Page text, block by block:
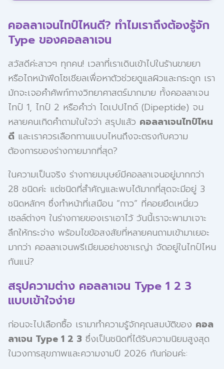
คอลลาเจนไทป์ไหนดี? ทำไมเราถึงต้องรู้จัก
Type ของคอลลาเจน
สวัสดีค่ะสาวๆ ทุกคน! เวลาที่เราเดินเข้าไปในร้านขายยา
หรือไถหน้าฟีดโซเชียลเพื่อหาตัวช่วยดูแลผิวและกระดูก เรา
มักจะเจอคำศัพท์ทางวิทยาศาสตร์มากมาย ทั้งคอลลาเจน
ไทป์ 1, ไทป์ 2 หรือคำว่า ไดเปปไทด์ (Dipeptide) จน
หลายคนเกิดคำถามในใจว่า สรุปแล้ว คอลลาเจนไทป์ไหน
ดี และเราควรเลือกทานแบบไหนถึงจะตรงกับความ
ต้องการของร่างกายมากที่สุด?
ในความเป็นจริง ร่างกายมนุษย์มีคอลลาเจนอยู่มากกว่า
28 ชนิดค่ะ แต่ชนิดที่สำคัญและพบได้มากที่สุดจะมีอยู่ 3
ชนิดหลักๆ ซึ่งทำหน้าที่เสมือน “กาว” ที่คอยยึดเหนี่ยว
เซลล์ต่างๆ ในร่างกายของเราเอาไว้ วันนี้เราจะพามาเจาะ
ลึกให้กระจ่าง พร้อมไขข้อสงสัยที่หลายคนถามเข้ามาเยอะ
มากว่า คอลลาเจนพรีเมียมอย่างชาเรญ่า จัดอยู่ในไทป์ไหน
กันแน่?
สรุปความต่าง คอลลาเจน Type 1 2 3
แบบเข้าใจง่าย
ก่อนจะไปเลือกซื้อ เรามาทำความรู้จักคุณสมบัติของ คอล
ลาเจน Type 1 2 3ซึ่งเป็นชนิดที่ได้รับความนิยมสูงสุด
ในวงการสุขภาพและความงามปี 2026 กันก่อนค่ะ: